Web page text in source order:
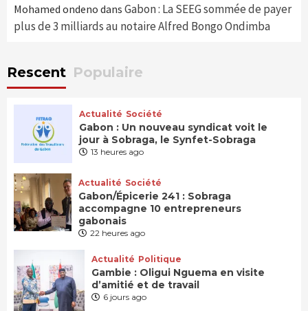
Mohamed ondeno dans Gabon : La SEEG sommée de payer
plus de 3 milliards au notaire Alfred Bongo Ondimba
Rescent Populaire
Actualité Société
Gabon : Un nouveau syndicat voit le
jour à Sobraga, le Synfet-Sobraga
13 heures ago
Actualité Société
Gabon/Épicerie 241 : Sobraga
accompagne 10 entrepreneurs
gabonais
22 heures ago
Actualité Politique
Gambie : Oligui Nguema en visite
d’amitié et de travail
6 jours ago